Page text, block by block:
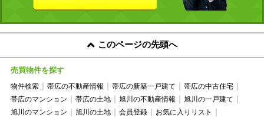
このページの先頭へ
売買物件を探す
物件検索 帯広の不動産情報 帯広の新築一戸建て
帯広の中古住宅
帯広のマンション
帯広の土地 旭川の不動産情報
旭川の一戸建て
旭川のマンション
旭川の土地 会員登録
お気に入りリスト